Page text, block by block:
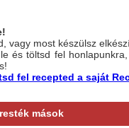
vagy most készülsz
és töltsd fel
fel recepted a saját
mások